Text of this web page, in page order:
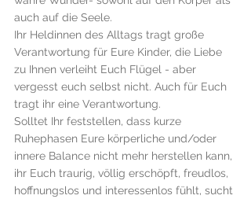
auch auf die Seele.
Ihr Heldinnen des Alltags tragt große
Verantwortung für Eure Kinder, die Liebe
zu Ihnen verleiht Euch Flügel - aber
vergesst euch selbst nicht. Auch für Euch
tragt ihr eine Verantwortung.
Solltet Ihr feststellen, dass kurze
Ruhephasen Eure körperliche und/oder
innere Balance nicht mehr herstellen kann,
ihr Euch traurig, völlig erschöpft, freudlos,
hoffnungslos und interessenlos fühlt, sucht